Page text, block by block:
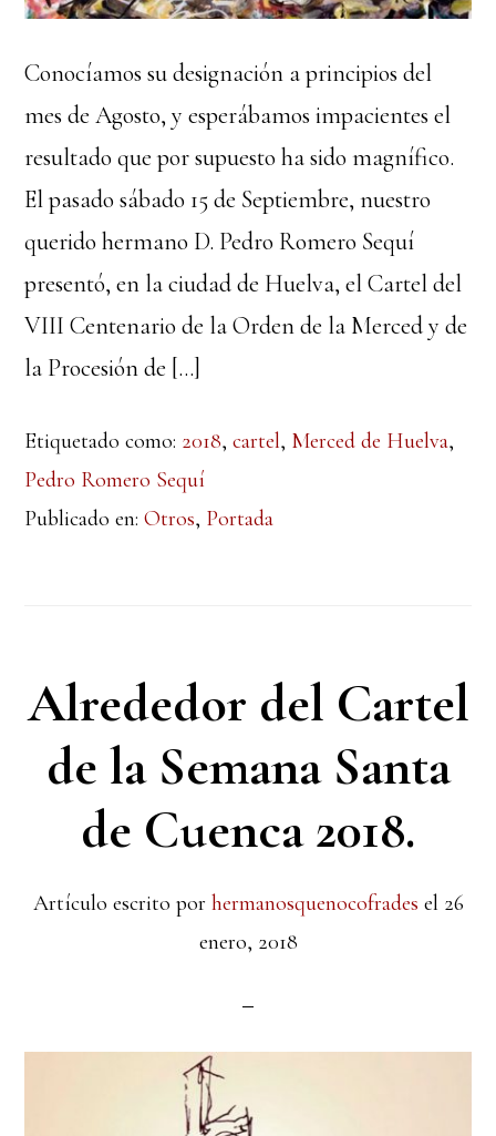
Conocíamos su designación a principios del
mes de Agosto, y esperábamos impacientes el
resultado que por supuesto ha sido magnífico.
El pasado sábado 15 de Septiembre, nuestro
querido hermano D. Pedro Romero Sequí
presentó, en la ciudad de Huelva, el Cartel del
VIII Centenario de la Orden de la Merced y de
la Procesión de […]
Etiquetado como: 2018,cartel, Merced de Huelva,
Pedro Romero Sequí
Publicado en:Otros, Portada
Alrededor del Cartel
de la Semana Santa
de Cuenca 2018.
Artículo escrito por hermanosquenocofrades el 26
enero, 2018